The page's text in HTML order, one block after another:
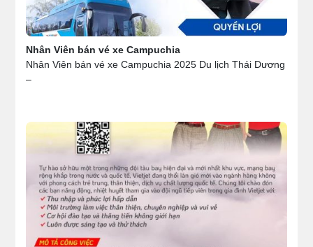
Nhân Viên bán vé xe Campuchia
Nhân Viên bán vé xe Campuchia 2025 Du lịch Thái Dương
–